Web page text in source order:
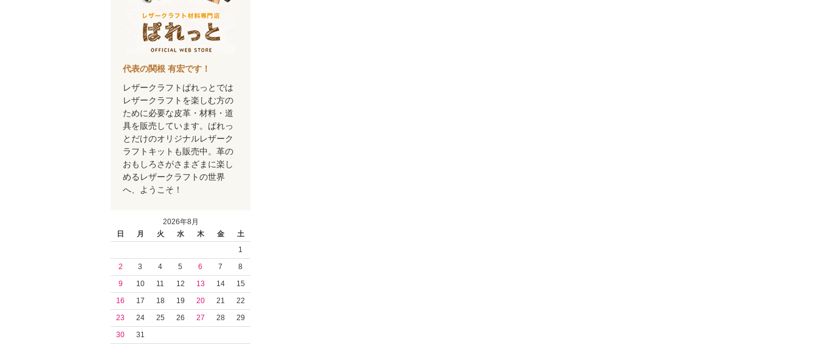
代表の関根 有宏です！
レザークラフトぱれっとでは
レザークラフトを楽しむ方の
ために必要な皮革・材料・道
具を販売しています。ぱれっ
とだけのオリジナルレザーク
ラフトキットも販売中。革の
おもしろさがさまざまに楽し
めるレザークラフトの世界
へ、ようこそ！
2026年8月
日
月 火 水 木 金
土
1
2
3 4 5 6 7
8
9
10 11 12 13 14
15
16
17 18 19 20 21
22
23
24 25 26 27 28
29
30
31